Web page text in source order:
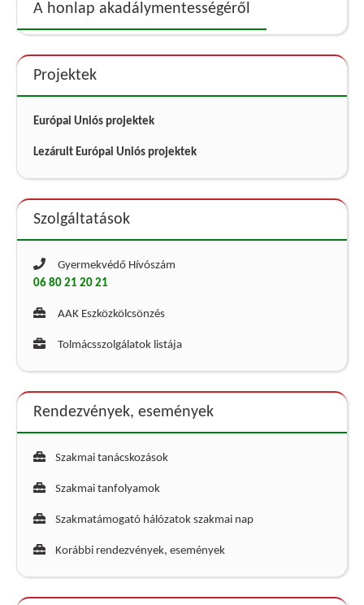
A honlap akadálymentességéről
Projektek
Európai Uniós projektek
Lezárult Európai Uniós projektek
Szolgáltatások
Gyermekvédő Hívószám
06 80 21 20 21
AAK Eszközkölcsönzés
Tolmácsszolgálatok listája
Rendezvények, események
Szakmai tanácskozások
Szakmai tanfolyamok
Szakmatámogató hálózatok szakmai nap
Korábbi rendezvények, események